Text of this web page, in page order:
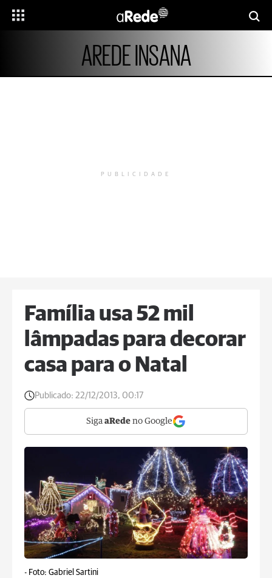
AREDE INSANA
PUBLICIDADE
Família usa 52 mil
lâmpadas para decorar
casa para o Natal
Publicado: 22/12/2013, 00:17
Siga aRede no Google
- Foto: Gabriel Sartini